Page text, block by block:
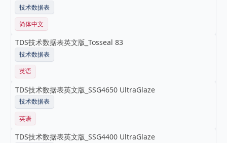
技术数据表
简体中文
TDS技术数据表英文版_Tosseal 83
技术数据表
英语
TDS技术数据表英文版_SSG4650 UltraGlaze
技术数据表
英语
TDS技术数据表英文版_SSG4400 UltraGlaze